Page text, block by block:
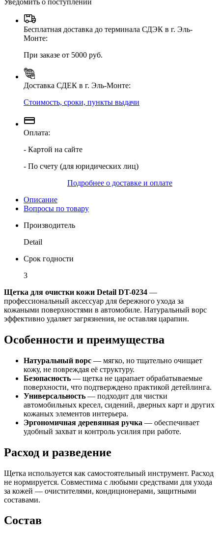
Бесплатная доставка до терминала СДЭК в г. Эль-
Монте:
При заказе от 5000 руб.
Доставка СДЕК в г. Эль-Монте:
Стоимость, сроки, пункты выдачи
Оплата:
- Картой на сайте
- По счету (для юридических лиц)
Подробнее о доставке и оплате
Описание
Вопросы по товару
Производитель
Detail
Срок годности
3
Щетка для очистки кожи Detail DT-0234 —
профессиональный аксессуар для бережного ухода за
кожаными поверхностями в автомобиле. Натуральный ворс
эффективно удаляет загрязнения, не оставляя царапин.
Особенности и преимущества
Натуральный ворс — мягко, но тщательно очищает
кожу, не повреждая её структуру.
Безопасность — щетка не царапает обрабатываемые
поверхности, что подтверждено практикой детейлинга.
Универсальность — подходит для чистки
автомобильных кресел, сидений, дверных карт и других
кожаных элементов интерьера.
Эргономичная деревянная ручка — обеспечивает
удобный захват и контроль усилия при работе.
Расход и разведение
Щетка используется как самостоятельный инструмент. Расход
не нормируется. Совместима с любыми средствами для ухода
за кожей — очистителями, кондиционерами, защитными
составами.
Состав